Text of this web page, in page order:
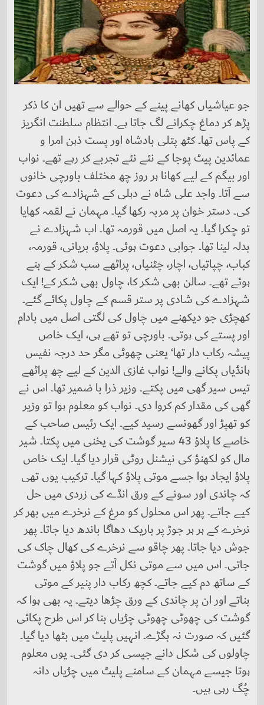
جو عیاشیاں کھانے پینے کے حوالے سے تھیں ان کا ذکر
پڑھ کر دماغ چکرانے لگ جاتا ہے۔ انتظام سلطنت انگریز
کے پاس تھا۔ کٹھ پتلی بادشاہ اور پست ذہن امرا و
عمائدین پیٹ پوجا کے نئے نئے تجربے کر رہے تھے۔ نواب
اور بیگم کے لیے کھانا ہر روز چھ مختلف باورچی خانوں
سے آتا۔ واجد علی شاہ نے دہلی کے شہزادے کی دعوت
کی۔ دستر خوان پر مربہ رکھا گیا۔ مہمان نے لقمہ کھایا
تو چکرا گیا۔ یہ اصل میں قورمہ تھا۔ اب شہزادے نے
بدلہ لینا تھا۔ جوابی دعوت ہوئی۔ پلاؤ، بریانی، قورمہ،
کباب، چپاتیاں، اچار، چٹنیاں، پراٹھے سب شکر کے بنے
ہوئے تھے۔ سالن بھی شکر کا، چاول بھی شکر کے! ایک
شہزادے کی شادی پر ستر قسم کے چاول پکائے گئے۔
کھچڑی جو دیکھنے میں چاول کی لگتی اصل میں بادام
اور پستے کی ہوتی۔ باورچی تو تھے ہی، ایک خاص
پیشہ رکاب دار تھا‘ یعنی چھوٹی مگر حد درجہ نفیس
ہانڈیاں پکانے والے! نواب غازی الدین کے لیے چھ پراٹھے
تیس سیر گھی میں پکتے۔ وزیر ذرا با ضمیر تھا۔ اس نے
گھی کی مقدار کم کروا دی۔ نواب کو معلوم ہوا تو وزیر
کو تھپڑ اور گھونسے رسید کیے۔ ایک رئیس صاحب کے
خاصے کا پلاؤ 43 سیر گوشت کی یخنی میں پکتا۔ شیر
مال کو لکھنؤ کی نیشنل روٹی قرار دیا گیا۔ ایک خاص
پلاؤ ایجاد ہوا جسے موتی پلاؤ کہا گیا۔ ترکیب یوں تھی
کہ چاندی اور سونے کے ورق انڈے کی زردی میں حل
کیے جاتے۔ پھر اس محلول کو مرغ کے نرخرے میں بھر کر
نرخرے کے ہر ہر جوڑ پر باریک دھاگا باندھ دیا جاتا۔ پھر
جوش دیا جاتا۔ پھر چاقو سے نرخرے کی کھال چاک کی
جاتی۔ اس میں سے موتی نکل آتے جو پلاؤ میں گوشت
کے ساتھ دم کیے جاتے۔ کچھ رکاب دار پنیر کے موتی
بناتے اور ان پر چاندی کے ورق چڑھا دیتے۔ یہ بھی ہوا کہ
گوشت کی چھوٹی چھوٹی چڑیاں بنا کر اس طرح پکائی
گئیں کہ صورت نہ بگڑے۔ انہیں پلیٹ میں بٹھا دیا گیا۔
چاولوں کی شکل دانے جیسی کر دی گئی۔ یوں معلوم
ہوتا جیسے مہمان کے سامنے پلیٹ میں چڑیاں دانہ
چُگ رہی ہیں۔